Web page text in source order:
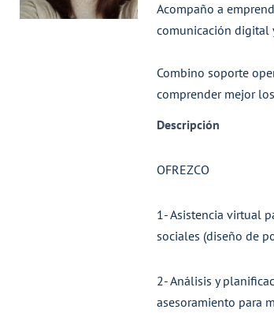
Acompaño a
comunicación digital
Combino soporte
comprender mejor
Descripción
OFREZCO
1- Asistencia virtual
sociales (diseño de
2- Análisis y
asesoramiento para